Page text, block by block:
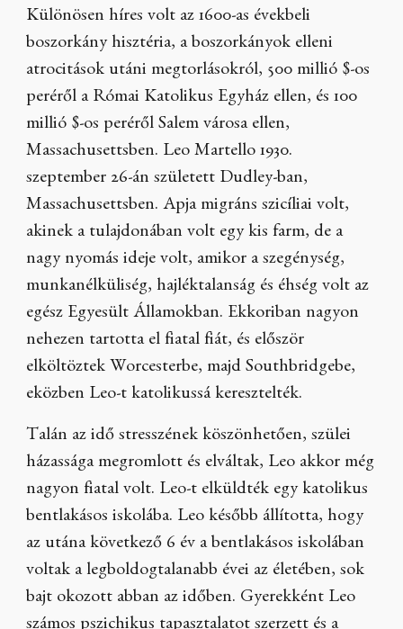
Különösen híres volt az 1600-as évekbeli
boszorkány hisztéria, a boszorkányok elleni
atrocitások utáni megtorlásokról, 500 millió $-os
peréről a Római Katolikus Egyház ellen, és 100
millió $-os peréről Salem városa ellen,
Massachusettsben. Leo Martello 1930.
szeptember 26-án született Dudley-ban,
Massachusettsben. Apja migráns szicíliai volt,
akinek a tulajdonában volt egy kis farm, de a
nagy nyomás ideje volt, amikor a szegénység,
munkanélküliség, hajléktalanság és éhség volt az
egész Egyesült Államokban. Ekkoriban nagyon
nehezen tartotta el fiatal fiát, és először
elköltöztek Worcesterbe, majd Southbridgebe,
eközben Leo-t katolikussá keresztelték.
Talán az idő stresszének köszönhetően, szülei
házassága megromlott és elváltak, Leo akkor még
nagyon fiatal volt. Leo-t elküldték egy katolikus
bentlakásos iskolába. Leo később állította, hogy
az utána következő 6 év a bentlakásos iskolában
voltak a legboldogtalanabb évei az életében, sok
bajt okozott abban az időben. Gyerekként Leo
számos pszichikus tapasztalatot szerzett és a